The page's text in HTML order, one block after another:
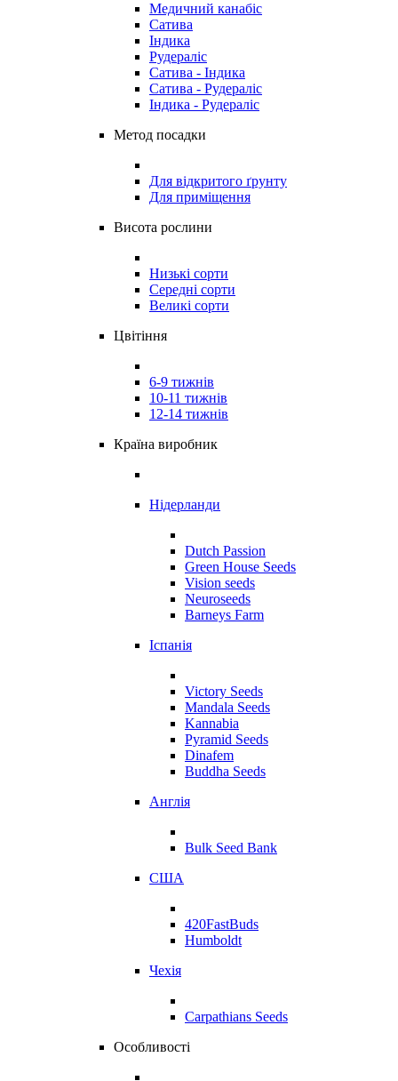
Медичний канабіс
Сатива
Індика
Рудераліс
Сатива - Індика
Сатива - Рудераліс
Індика - Рудераліс
Метод посадки
Для відкритого ґрунту
Для приміщення
Висота рослини
Низькі сорти
Середні сорти
Великі сорти
Цвітіння
6-9 тижнів
10-11 тижнів
12-14 тижнів
Країна виробник
Нідерланди
Dutch Passion
Green House Seeds
Vision seeds
Neuroseeds
Barneys Farm
Іспанія
Victory Seeds
Mandala Seeds
Kannabia
Pyramid Seeds
Dinafem
Buddha Seeds
Англія
Bulk Seed Bank
США
420FastBuds
Humboldt
Чехія
Carpathians Seeds
Особливості